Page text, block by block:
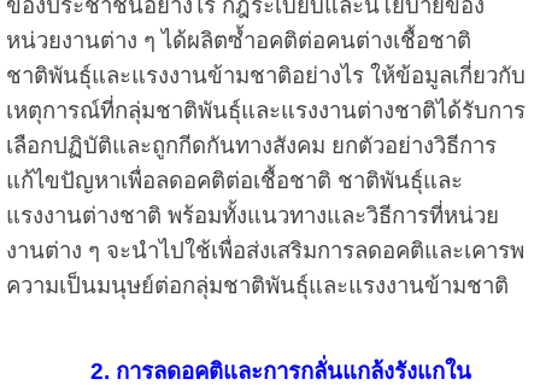
หน่วยงานต่าง ๆ ได้ผลิตซ้ำอคติต่อคนต่างเชื้อชาติ
ชาติพันธุ์และแรงงานข้ามชาติอย่างไร ให้ข้อมูลเกี่ยวกับ
เหตุการณ์ที่กลุ่มชาติพันธุ์และแรงงานต่างชาติได้รับการ
เลือกปฏิบัติและถูกกีดกันทางสังคม ยกตัวอย่างวิธีการ
แก้ไขปัญหาเพื่อลดอคติต่อเชื้อชาติ ชาติพันธุ์และ
แรงงานต่างชาติ พร้อมทั้งแนวทางและวิธีการที่หน่วย
งานต่าง ๆ จะนำไปใช้เพื่อส่งเสริมการลดอคติและเคารพ
ความเป็นมนุษย์ต่อกลุ่มชาติพันธุ์และแรงงานข้ามชาติ
2. การลดอคติและการกลั่นแกล้งรังแกใน